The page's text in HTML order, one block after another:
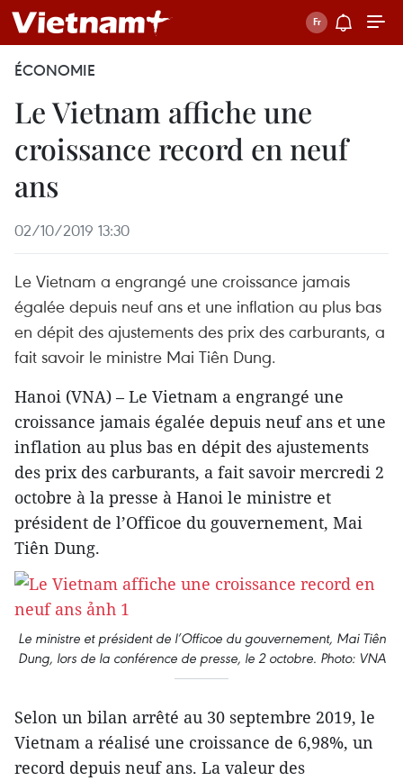
ÉCONOMIE
Le Vietnam affiche une
croissance record en neuf
ans
02/10/2019 13:30
Le Vietnam a engrangé une croissance jamais
égalée depuis neuf ans et une inflation au plus bas
en dépit des ajustements des prix des carburants, a
fait savoir le ministre Mai Tiên Dung.
Hanoi (VNA) – Le Vietnam a engrangé une
croissance jamais égalée depuis neuf ans et une
inflation au plus bas en dépit des ajustements
des prix des carburants, a fait savoir mercredi 2
octobre à la presse à Hanoi le ministre et
président de l’Officoe du gouvernement, Mai
Tiên Dung.
Le ministre et président de l’Officoe du gouvernement, Mai Tiên
Dung, lors de la conférence de presse, le 2 octobre. Photo: VNA
Selon un bilan arrêté au 30 septembre 2019, le
Vietnam a réalisé une croissance de 6,98%, un
record depuis neuf ans. La valeur des